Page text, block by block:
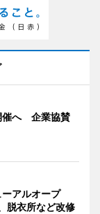
催へ 企業協賛
アルオープ
脱衣所など改修